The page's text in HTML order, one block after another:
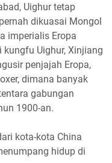
Uighur tetap
dikuasai Mongol
imperialis Eropa
Uighur, Xinjiang
penjajah Eropa,
dimana banyak
gabungan
1900-an.
kota-kota China
hidup di